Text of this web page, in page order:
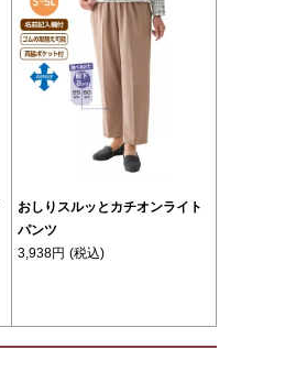
おしりスルッとカチオンライト
パンツ
3,938円 (税込)